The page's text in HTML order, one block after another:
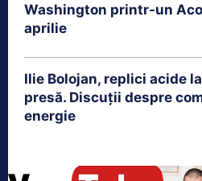
Washington printr-un
aprilie
Ilie Bolojan, replici acide
presă. Discuții despre
energie